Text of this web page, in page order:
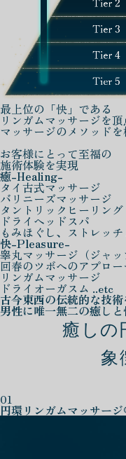
最上位の「快」である
リンガムマッサージを頂
マッサージのメソッドを
お客様にとって至福の
施術体験を実現
癒-Healing-
タイ古式マッサージ
バリニーズマッサージ
タントリックヒーリング
ドライヘッドスパ
もみほぐし、ストレッ
快-Pleasure-
睾丸マッサージ（ジャッ
回春のツボへのアプロー
リンガムマッサージ
ドライオーガスム ..etc
古今東西の伝統的な技
男性に唯一無二の癒し
癒しの
象
01
円環リンガムマッサー